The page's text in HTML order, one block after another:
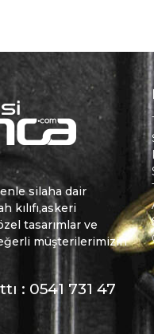
silaha dair
kılıfı,askeri
tasarımlar ve
müşterilerimizin
: 0541 731 47